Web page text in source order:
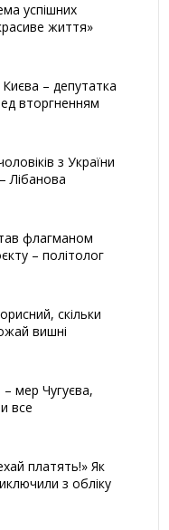
успішних
життя»
– депутатка
вторгненням
з України
Лібанова
флагманом
– політолог
скільки
вишні
мер Чугуєва,
все
платять!» Як
з обліку